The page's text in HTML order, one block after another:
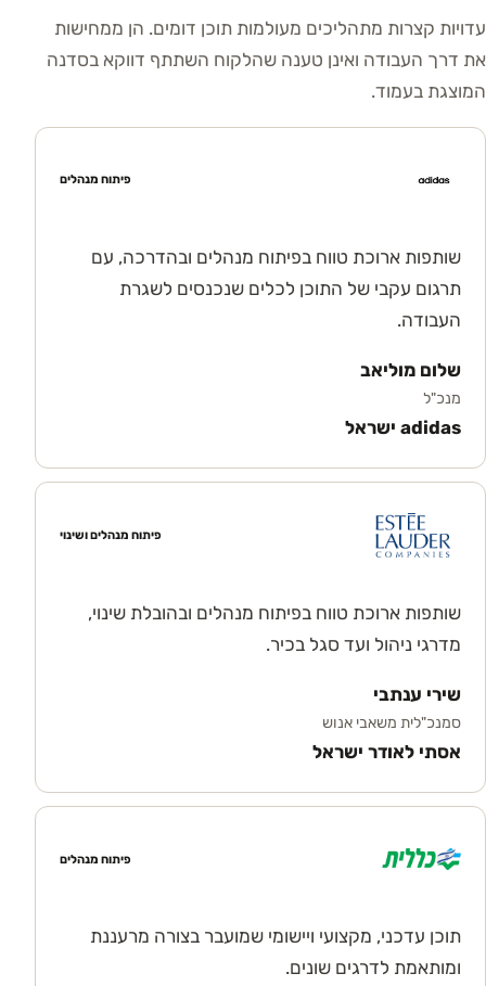
עדויות קצרות מתהליכים מעולמות תוכן דומים. הן ממחישות
את דרך העבודה ואינן טענה שהלקוח השתתף דווקא בסדנה
המוצגת בעמוד.
פיתוח מנהלים
שותפות ארוכת טווח בפיתוח מנהלים ובהדרכה, עם
תרגום עקבי של התוכן לכלים שנכנסים לשגרת
העבודה.
שלום מוליאב
מנכ"ל
adidas ישראל
פיתוח מנהלים ושינוי
שותפות ארוכת טווח בפיתוח מנהלים ובהובלת שינוי,
מדרגי ניהול ועד סגל בכיר.
שירי ענתבי
סמנכ"לית משאבי אנוש
אסתי לאודר ישראל
פיתוח מנהלים
תוכן עדכני, מקצועי ויישומי שמועבר בצורה מרעננת
ומותאמת לדרגים שונים.